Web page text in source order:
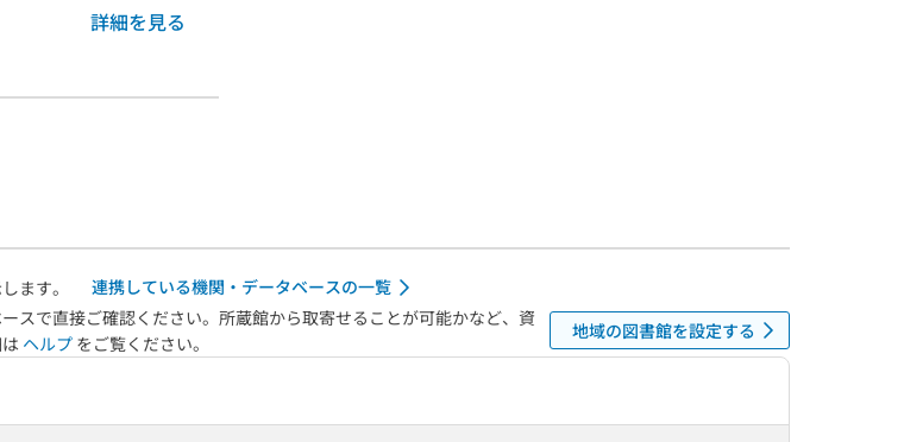
詳細を見る
ます。
連携している機関・データベースの一覧
スで直接ご確認ください。所蔵館から取寄せることが可能かなど、資
ヘルプ をご覧ください。
地域の図書館を設定する